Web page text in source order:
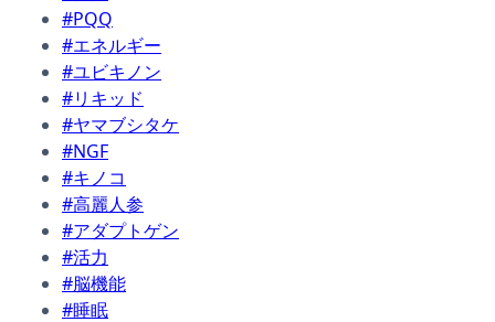
#PQQ
#エネルギー
#ユビキノン
#リキッド
#ヤマブシタケ
#NGF
#キノコ
#高麗人参
#アダプトゲン
#活力
#脳機能
#睡眠